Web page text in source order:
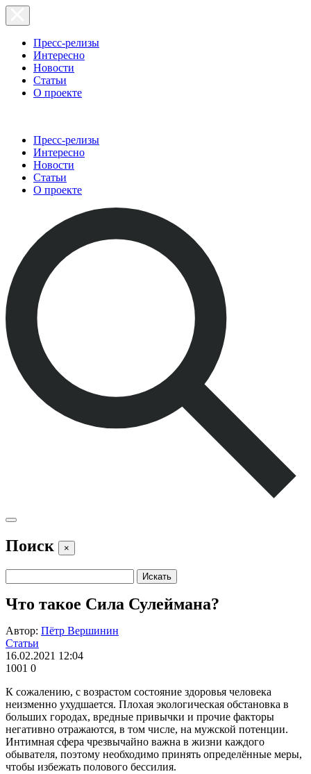
Пресс-релизы
Интересно
Новости
Статьи
О проекте
Пресс-релизы
Интересно
Новости
Статьи
О проекте
Поиск ×
Что такое Сила Сулеймана?
Автор: Пётр Вершинин
Статьи
16.02.2021 12:04
1001 0
К сожалению, с возрастом состояние здоровья человека
неизменно ухудшается. Плохая экологическая обстановка в
больших городах, вредные привычки и прочие факторы
негативно отражаются, в том числе, на мужской потенции.
Интимная сфера чрезвычайно важна в жизни каждого
обывателя, поэтому необходимо принять определённые меры,
чтобы избежать полового бессилия.